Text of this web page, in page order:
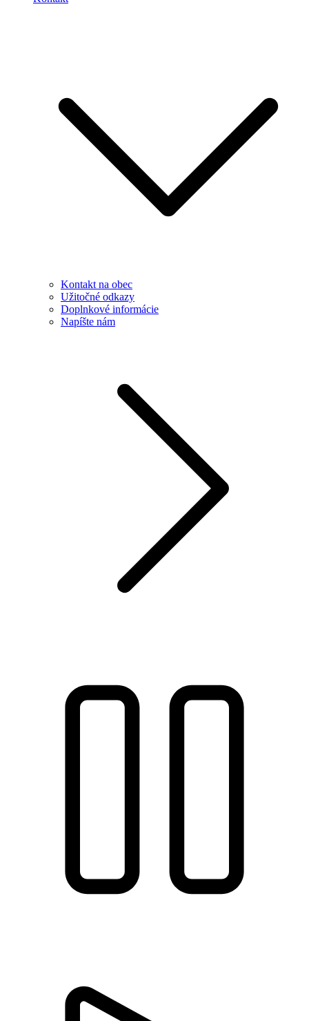
Kontakt na obec
Užitočné odkazy
Doplnkové informácie
Napíšte nám